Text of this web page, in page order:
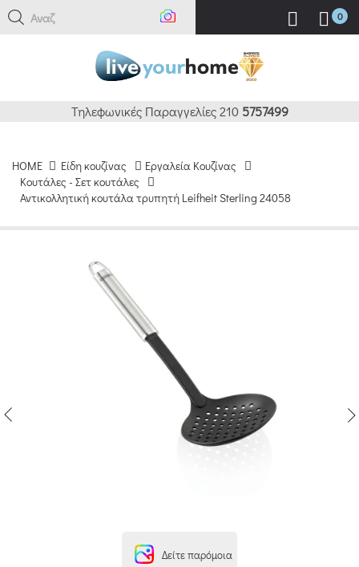
Αναζήτ 0
Τηλεφωνικές Παραγγελίες 210 5757499
HOME Είδη κουζίνας
Εργαλεία Κουζίνας
Κουτάλες - Σετ κουτάλες
Αντικολλητική κουτάλα τρυπητή Leifheit Sterling 24058
Δείτε παρόμοια